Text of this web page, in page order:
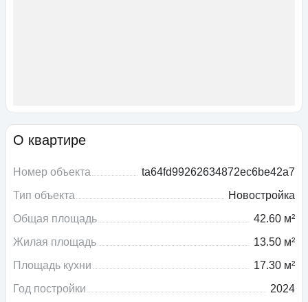
О квартире
Номер объекта
ta64fd99262634872ec6be42a7
Тип объекта
Новостройка
Общая площадь
42.60 м²
Жилая площадь
13.50 м²
Площадь кухни
17.30 м²
Год постройки
2024